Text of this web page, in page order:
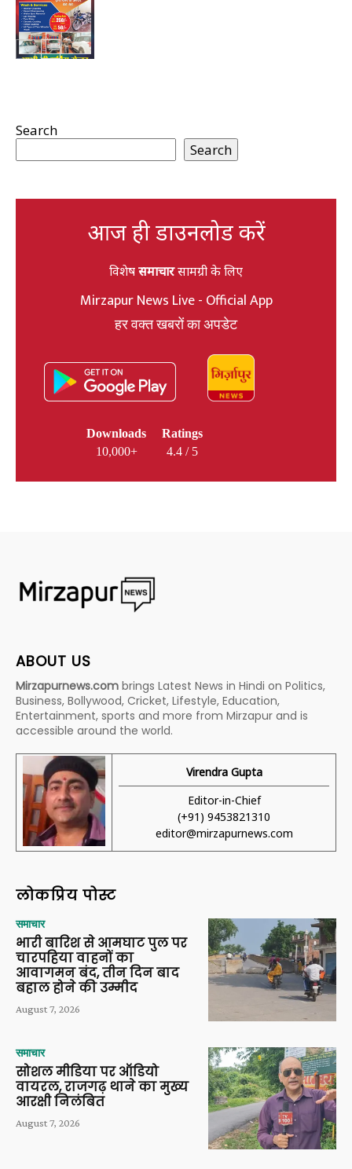
Search
Search
आज ही डाउनलोड करें
विशेषसमाचारसामग्री के लिए
Mirzapur News Live - Official App
हर वक्त खबरों का अपडेट
Downloads
10,000+
Ratings
4.4 / 5
ABOUT US
Mirzapurnews.com brings Latest News in Hindi on Politics,
Business, Bollywood, Cricket, Lifestyle, Education,
Entertainment, sports and more from Mirzapur and is
accessible around the world.
Virendra Gupta
Editor-in-Chief
(+91) 9453821310
editor@mirzapurnews.com
लोकप्रिय पोस्ट
समाचार
भारी बारिश से आमघाट पुल पर
चारपहिया वाहनों का
आवागमन बंद, तीन दिन बाद
बहाल होने की उम्मीद
August 7, 2026
समाचार
सोशल मीडिया पर ऑडियो
वायरल, राजगढ़ थाने का मुख्य
आरक्षी निलंबित
August 7, 2026